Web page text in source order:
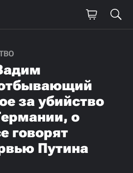
за убийство
о
говорят
Путина
работу!
Разово
1000
300